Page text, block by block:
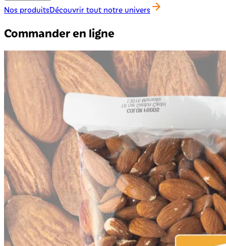
Nos produitsDécouvrir tout notre univers
Commander en ligne